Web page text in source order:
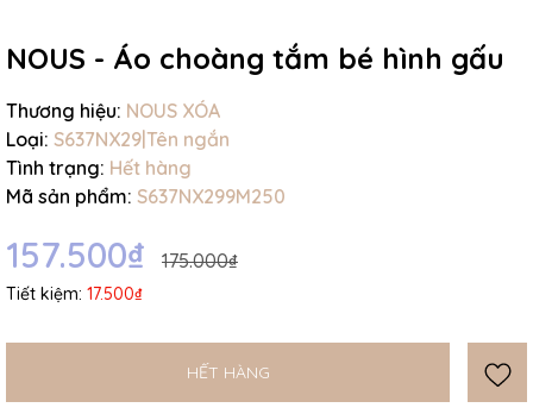
NOUS - Áo choàng tắm bé hình gấu
Thương hiệu: NOUS XÓA
Loại: S637NX29|Tên ngắn
Tình trạng: Hết hàng
Mã sản phẩm: S637NX299M250
157.500₫ 175.000₫
Tiết kiệm: 17.500₫
HẾT HÀNG
Mã giảm giá:
Ngày hết hạn: